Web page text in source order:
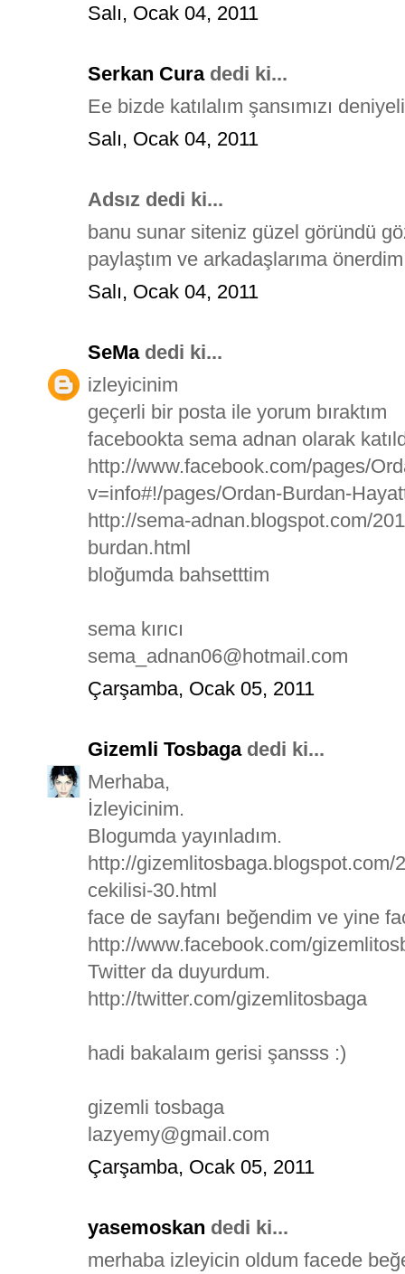
Salı, Ocak 04, 2011
Serkan Curadedi ki...
Ee bizde katılalım şansımızı
Salı, Ocak 04, 2011
Adsız dedi ki...
banu sunar siteniz güzel göründü
paylaştım ve arkadaşlarıma
Salı, Ocak 04, 2011
SeMadedi ki...
izleyicinim
geçerli bir posta ile yorum bıraktım
facebookta sema adnan olarak
http://www.facebook.com/pages/
v=info#!/pages/Ordan-Burdan-
http://sema-adnan.blogspot.com/
burdan.html
bloğumda bahsetttim
sema kırıcı
sema_adnan06@hotmail.com
Çarşamba, Ocak 05, 2011
Gizemli Tosbagadedi ki...
Merhaba,
İzleyicinim.
Blogumda yayınladım.
http://
cekilisi-30.html
face de sayfanı beğendim ve yine
http://www.facebook.com/
Twitter da duyurdum.
http://twitter.com/gizemlitosbaga
hadi bakalaım gerisi şansss :)
gizemli tosbaga
lazyemy@gmail.com
Çarşamba, Ocak 05, 2011
yasemoskan dedi ki...
merhaba izleyicin oldum facede